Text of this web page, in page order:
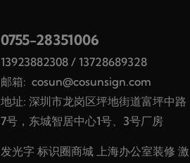
0755-28351006
13923882308 /13728689328
邮箱:cosun@cosunsign.com
地址: 深圳市龙岗区坪地街道富坪中路
7号，东城智居中心1号、3号厂房
发光字 标识圈商城 上海办公室装修 激